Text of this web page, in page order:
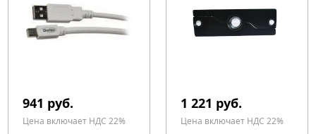
941 руб.
Цена включает НДС 22%
1 221 руб.
Цена включает НДС 22%